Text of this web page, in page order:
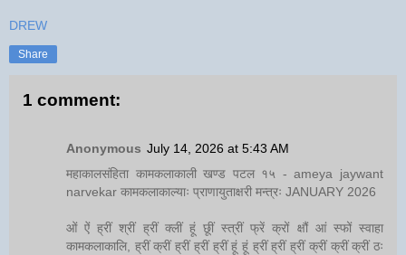
DREW
Share
1 comment:
Anonymous July 14, 2026 at 5:43 AM
महाकालसंहिता कामकलाकाली खण्ड पटल १५ - ameya jaywant
narvekar कामकलाकाल्याः प्राणायुताक्षरी मन्त्रः JANUARY 2026
ओं ऐं ह्रीं श्रीं ह्रीं क्लीं हूं छूीं स्त्रीं फ्रें क्रों क्षौं आं स्फों स्वाहा
कामकलाकालि, ह्रीं क्रीं ह्रीं ह्रीं ह्रीं हूं हूं ह्रीं ह्रीं ह्रीं क्रीं क्रीं क्रीं ठः